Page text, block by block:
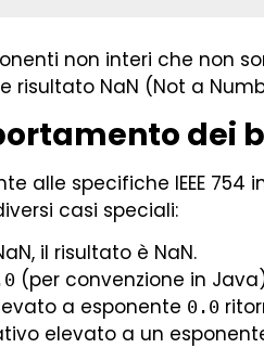
non interi che non
risultato NaN (Not a
dei
alle specifiche IEEE 754
casi speciali:
il risultato è NaN.
(per convenzione in
a esponente 0.0
elevato a un